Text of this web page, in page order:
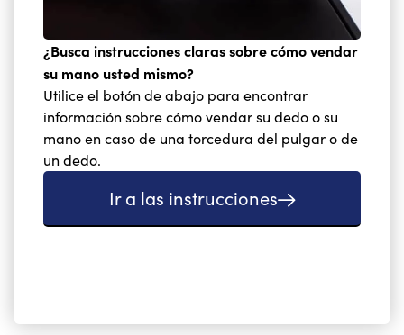
¿Busca instrucciones claras sobre cómo vendar
su mano usted mismo?
Utilice el botón de abajo para encontrar
información sobre cómo vendar su dedo o su
mano en caso de una torcedura del pulgar o de
un dedo.
Ir a las instrucciones